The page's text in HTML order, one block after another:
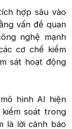
hợp sâu vào
vấn đề quan
nghệ mạnh
cơ chế kiểm
sát hoạt động
hình AI hiện
soát trong
là lời cảnh báo